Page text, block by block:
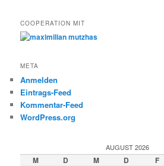
COOPERATION MIT
META
Anmelden
Eintrags-Feed
Kommentar-Feed
WordPress.org
AUGUST 2026
M D M D F